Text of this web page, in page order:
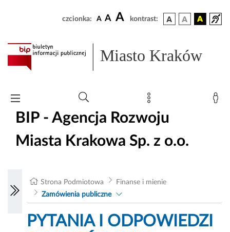
czcionka: A A A kontrast:
Miasto Kraków
BIP - Agencja Rozwoju
Miasta Krakowa Sp. z o.o.
Strona Podmiotowa
Finanse i mienie
Zamówienia publiczne
PYTANIA I ODPOWIEDZI